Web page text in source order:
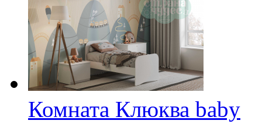
Комната Клюква baby